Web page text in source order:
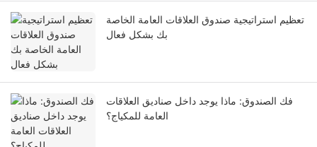
تعظيم استراتيجية صندوق العلاقات العامة الخاصة
بك بشكل فعال
فك الصندوق: ماذا يوجد داخل صناديق العلاقات
العامة للمكياج؟